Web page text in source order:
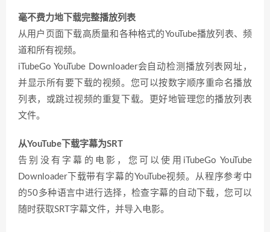
毫不费力地下载完整播放列表
从用户页面下载高质量和各种格式的YouTube播放列表、频
道和所有视频。
iTubeGo YouTube Downloader会自动检测播放列表网址，
并显示所有要下载的视频。您可以按数字顺序重命名播放
列表，或跳过视频的重复下载。更好地管理您的播放列表
文件。
从YouTube下载字幕为SRT
告别没有字幕的电影，您可以使用iTubeGo YouTube
Downloader下载带有字幕的YouTube视频。从程序参考中
的50多种语言中进行选择，检查字幕的自动下载，您可以
随时获取SRT字幕文件，并导入电影。